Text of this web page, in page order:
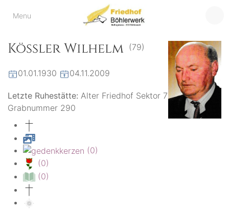
Menu
Friedhof
der virtuelle Friedhof
Kössler Wilhelm (79)
01.01.1930 04.11.2009
Letzte Ruhestätte: Alter Friedhof Sektor 7
Grabnummer 290
(0)
(0)
(0)